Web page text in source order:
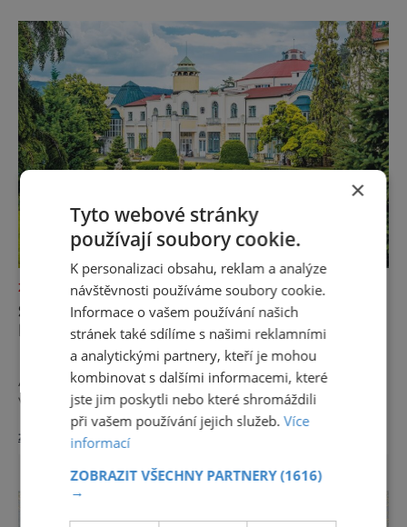
podobě. Města s neopakovatelnou
atmosférou Vydejte se s námi na prohlídku
měst, která patří k
ZAJÍMAVOSTI
SLÁVA PIEŠŤANSKÉHO BAHNA
PŘESÁHLA HRANICE EVROPY
Lidé se sem jezdí léčit už celých 200 let.
A mnoho z těch, kdo Piešťany okusili, se
vrací. Nejenže prospějí svému zdraví, ale užijí
si tu i bohatý společenský život. Když se
řekne slovenské lázně, Piešťany bývají první
divu. Město rozprostřené na březích řeky
Váhu je proslulé termálními prameny
zobrazit více >>
×
Tyto webové stránky
používají soubory cookie.
K personalizaci obsahu, reklam a analýze
návštěvnosti používáme soubory cookie.
Informace o vašem používání našich
stránek také sdílíme s našimi reklamními
a analytickými partnery, kteří je mohou
kombinovat s dalšími informacemi, které
jste jim poskytli nebo které shromáždili
při vašem používání jejich služeb.Více
informací
ZOBRAZIT VŠECHNY PARTNERY(1616)
→